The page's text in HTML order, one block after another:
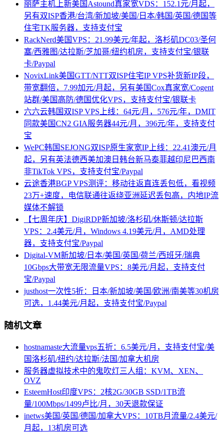
丽萨主机上新美国Astound真家宽VDS：152.1元/月起，
另有双ISP香港/台湾/新加坡/美国/日本/韩国/英国/德国等
住宅TK服务器，支持支付宝
RackNerd美国VPS：21.99美元/年起，洛杉矶DC03/圣何
塞/西雅图/达拉斯/芝加哥/纽约机房，支持支付宝/银联
卡/Paypal
NovixLink美国GTT/NTT双ISP住宅IP VPS补货新IP段，
带宽翻倍，7.99加元/月起，另有美国Cox真家宽/Cogent
站群/美国高防/德国优化VPS，支持支付宝/银联卡
六六云韩国双ISP VPS上线：64元/月，576元/年，DMIT
同款美国CN2 GIA服务器44元/月，396元/年，支持支付
宝
WePC韩国SEJONG双ISP原生家宽IP上线：22.41澳元/月
起，另有英法德西美加澳日韩台新马泰菲越印尼巴西南
非TikTok VPS，支持支付宝/Paypal
云途香港BGP VPS测评：移动往返直连丢包低，看视频
23万+速度，电信联通往返绕亚洲延迟丢包高，内地IP流
媒体不解锁
【七周年庆】DigiRDP新加坡/洛杉矶/休斯顿/达拉斯
VPS：2.4美元/月，Windows 4.19美元/月，AMD处理
器，支持支付宝/Paypal
Digital-VM新加坡/日本/美国/英国/荷兰/西班牙/瑞典
10Gbps大带宽无限流量VPS：8美元/月起，支持支付
宝/Paypal
justhost一次性5折：日本/新加坡/美国/欧洲/南美等30机房
可选，1.44美元/月起，支持支付宝/Paypal
随机文章
hostnamaste大流量vps五折：6.5美元/月，支持支付宝/美
国洛杉矶/纽约/达拉斯/法国/加拿大机房
服务器虚拟技术中的鬼吹灯三人组：KVM、XEN、
OVZ
EsteemHost印度VPS：2核2G/30GB SSD/1TB流
量/100Mbps/1499卢比/月，30天退款保证
inetws美国/英国/德国/加拿大VPS：10TB月流量/2.4美元/
月起，13机房可选